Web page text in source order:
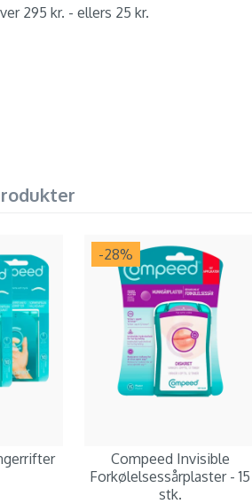
295 kr. - ellers 25 kr.
-28%
Compeed Invisible
Forkølelsessårplaster - 15
stk.